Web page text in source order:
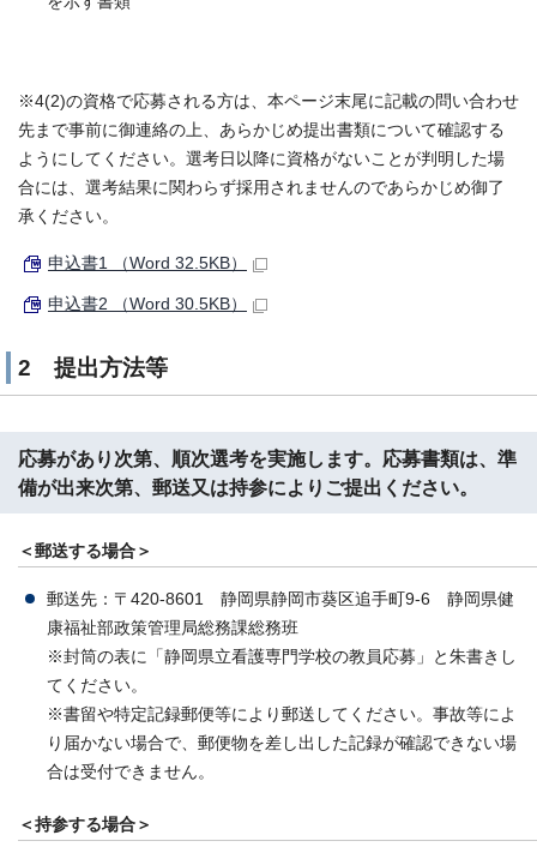
※4(2)の資格で応募される方は、本ページ末尾に記載の問い合わせ
先まで事前に御連絡の上、あらかじめ提出書類について確認する
ようにしてください。選考日以降に資格がないことが判明した場
合には、選考結果に関わらず採用されませんのであらかじめ御了
承ください。
申込書1 （Word 32.5KB）
申込書2 （Word 30.5KB）
2 提出方法等
応募があり次第、順次選考を実施します。応募書類は、準
備が出来次第、郵送又は持参によりご提出ください。
＜郵送する場合＞
郵送先：〒420-8601 静岡県静岡市葵区追手町9-6 静岡県健
康福祉部政策管理局総務課総務班
※封筒の表に「静岡県立看護専門学校の教員応募」と朱書きし
てください。
※書留や特定記録郵便等により郵送してください。事故等によ
り届かない場合で、郵便物を差し出した記録が確認できない場
合は受付できません。
＜持参する場合＞